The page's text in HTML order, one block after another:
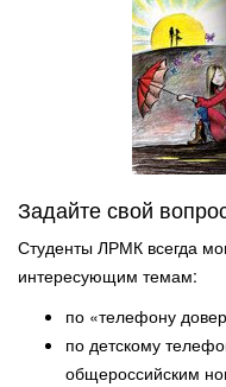
Задайте свой
Студенты ЛРМК всегда
интересующим темам:
по «телефону
по детскому
общероссийским